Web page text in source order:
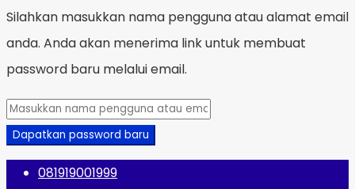
Silahkan masukkan nama pengguna atau alamat email
anda. Anda akan menerima link untuk membuat
password baru melalui email.
Dapatkan password baru
081919001999